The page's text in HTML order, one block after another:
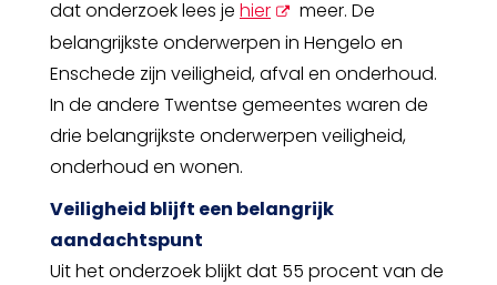
dat onderzoek lees je hieropent
nieuw
scherm
meer. De
belangrijkste onderwerpen in Hengelo en
Enschede zijn veiligheid, afval en onderhoud.
In de andere Twentse gemeentes waren de
drie belangrijkste onderwerpen veiligheid,
onderhoud en wonen.
Veiligheid blijft een belangrijk
aandachtspunt
Uit het onderzoek blijkt dat 55 procent van de